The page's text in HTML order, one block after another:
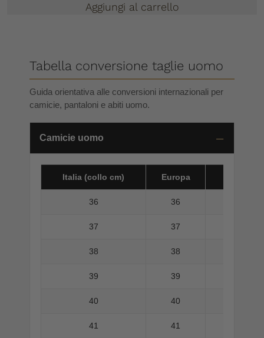
Aggiungi al carrello
Tabella conversione taglie uomo
Guida orientativa alle conversioni internazionali per
camicie, pantaloni e abiti uomo.
Camicie uomo
Italia (collo cm) Europa
36 36
37 37
38 38
39 39
40 40
41 41